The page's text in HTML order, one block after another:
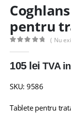
pentru
( Nu
105 lei TVA
SKU: 9586
Tablete pentru